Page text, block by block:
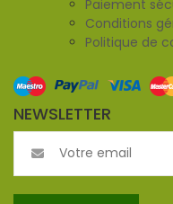
Paiement
Conditions
Politique de
NEWSLETTER